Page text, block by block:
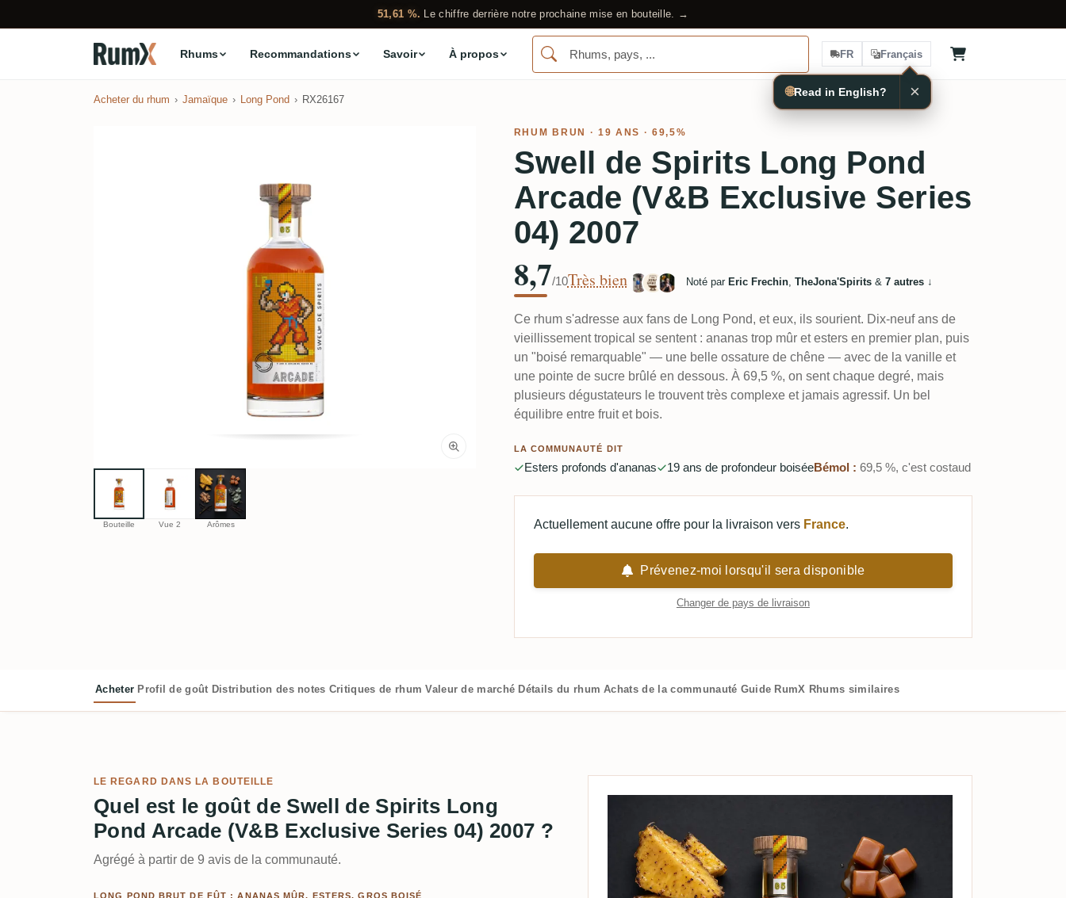
51,61 %. Le chiffre derrière notre prochaine mise en bouteille. →
Rhums Recommandations Savoir À propos FR Français
Acheter du rhum Jamaïque Long Pond RX26167
Bouteille Vue 2 Arômes
RHUM BRUN · 19 ANS · 69,5%
Swell de Spirits Long Pond
Arcade (V&B Exclusive Series
04) 2007
8,7/10Très bien Noté par Eric Frechin, TheJona'Spirits& 7 autres↓
Ce rhum s'adresse aux fans de Long Pond, et eux, ils sourient. Dix-neuf ans de
vieillissement tropical se sentent : ananas trop mûr et esters en premier plan, puis
un "boisé remarquable" — une belle ossature de chêne — avec de la vanille et
une pointe de sucre brûlé en dessous. À 69,5 %, on sent chaque degré, mais
plusieurs dégustateurs le trouvent très complexe et jamais agressif. Un bel
équilibre entre fruit et bois.
LA COMMUNAUTÉ DIT
Esters profonds d'ananas 19 ans de profondeur boiséeBémol : 69,5 %, c'est costaud
Actuellement aucune offre pour la livraison vers France.
Prévenez-moi lorsqu'il sera disponible
Changer de pays de livraison
Acheter Profil de goût Distribution des notes Critiques de rhum Valeur de marché Détails du rhum Achats de la communauté Guide RumX Rhums similaires
LE REGARD DANS LA BOUTEILLE
Quel est le goût de Swell de Spirits Long
Pond Arcade (V&B Exclusive Series 04) 2007 ?
Agrégé à partir de 9 avis de la communauté.
LONG POND BRUT DE FÛT : ANANAS MÛR, ESTERS, GROS BOISÉ
🌐Read in English? ×